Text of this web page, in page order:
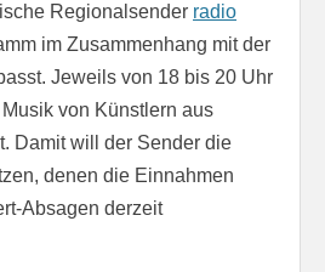
Regionalsender radio
im Zusammenhang mit der
Jeweils von 18 bis 20 Uhr
von Künstlern aus
Damit will der Sender die
denen die Einnahmen
Absagen derzeit